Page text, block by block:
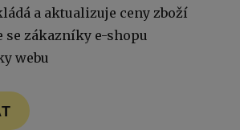
a aktualizuje ceny zboží
zákazníky e-shopu
webu